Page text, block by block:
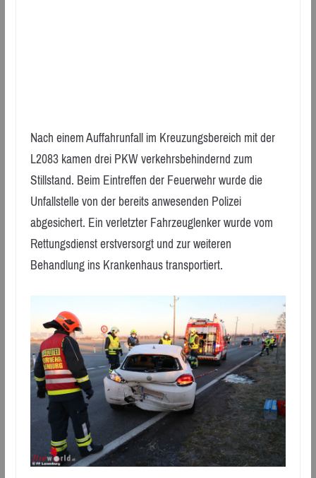
Nach einem Auffahrunfall im Kreuzungsbereich mit der
L2083 kamen drei PKW verkehrsbehindernd zum
Stillstand. Beim Eintreffen der Feuerwehr wurde die
Unfallstelle von der bereits anwesenden Polizei
abgesichert. Ein verletzter Fahrzeuglenker wurde vom
Rettungsdienst erstversorgt und zur weiteren
Behandlung ins Krankenhaus transportiert.